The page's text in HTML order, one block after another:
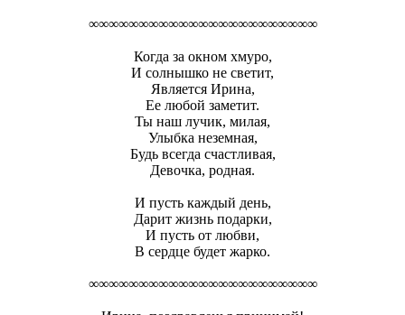
∞∞∞∞∞∞∞∞∞∞∞∞∞∞∞∞∞∞∞∞∞∞∞
Когда за окном хмуро,
И солнышко не светит,
Является Ирина,
Ее любой заметит.
Ты наш лучик, милая,
Улыбка неземная,
Будь всегда счастливая,
Девочка, родная.
И пусть каждый день,
Дарит жизнь подарки,
И пусть от любви,
В сердце будет жарко.
∞∞∞∞∞∞∞∞∞∞∞∞∞∞∞∞∞∞∞∞∞∞∞